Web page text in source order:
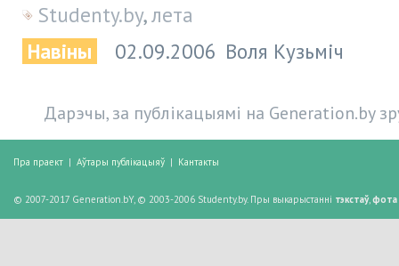
Studenty.by,лета
Навіны
02.09.2006 Воля Кузьміч
Дарэчы, за публікацыямі на Generation.by
Пра праект | Аўтары публікацыяў | Кантакты
© 2007-2017 Generation.bY, © 2003-2006 Studenty.by. Пры выкарыстанні тэкстаў,фота